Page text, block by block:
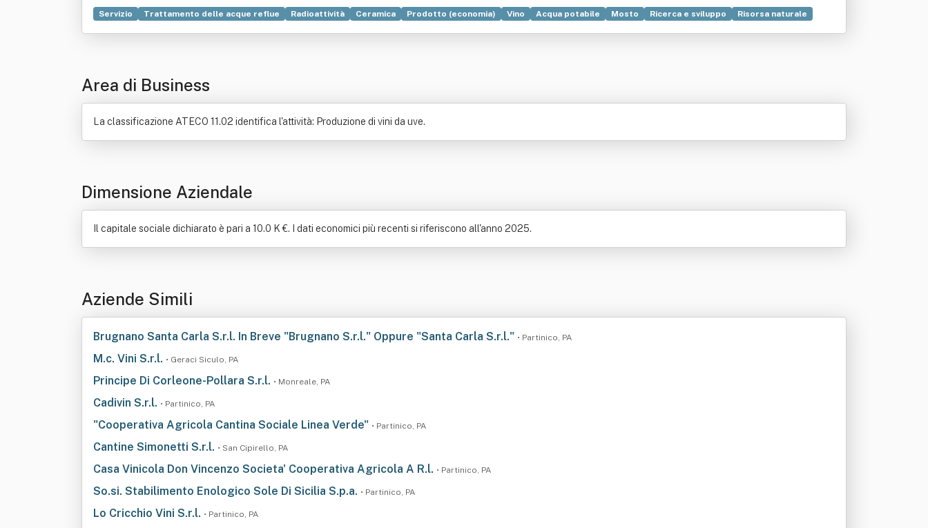
Servizio Trattamento delle acque reflue Radioattività Ceramica Prodotto (economia) Vino Acqua potabile Mosto Ricerca e sviluppo Risorsa naturale
Area di Business
La classificazione ATECO 11.02 identifica l'attività: Produzione di vini da uve.
Dimensione Aziendale
Il capitale sociale dichiarato è pari a 10.0 K €. I dati economici più recenti si riferiscono all'anno 2025.
Aziende Simili
Brugnano Santa Carla S.r.l. In Breve "Brugnano S.r.l." Oppure "Santa Carla S.r.l." • Partinico, PA
M.c. Vini S.r.l. • Geraci Siculo, PA
Principe Di Corleone-Pollara S.r.l. • Monreale, PA
Cadivin S.r.l. • Partinico, PA
"Cooperativa Agricola Cantina Sociale Linea Verde" • Partinico, PA
Cantine Simonetti S.r.l. • San Cipirello, PA
Casa Vinicola Don Vincenzo Societa' Cooperativa Agricola A R.l. • Partinico, PA
So.si. Stabilimento Enologico Sole Di Sicilia S.p.a. • Partinico, PA
Lo Cricchio Vini S.r.l. • Partinico, PA